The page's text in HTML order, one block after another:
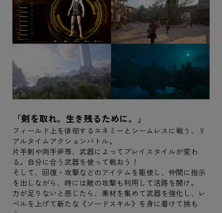
「剣を取れ。生き残るために。」
フィールド上を徘徊するエネミーとシームレスに戦う、リ
アルタイムアクションバトル。
片手剣や両手斧等、武器によってプレイスタイルが変わ
る。自分に合う武器を使って戦おう！
そして、回復・攻撃などのアイテムを駆使し、仲間に指示
を出しながら、時には敵の攻撃も利用して活路を開け。
力が足りないと感じたら、素材を集めて武器を強化し、レ
ベルを上げて新たな《ソードスキル》を身に着けて挑も